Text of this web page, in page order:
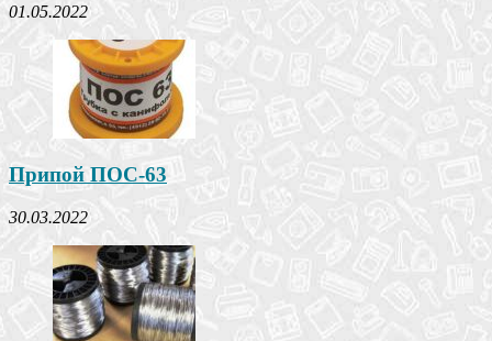
01.05.2022
Припой ПОС-63
30.03.2022